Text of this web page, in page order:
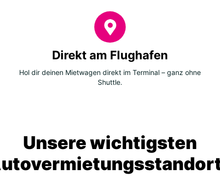
Direkt am Flughafen
Hol dir deinen Mietwagen direkt im Terminal – ganz ohne
Shuttle.
Unsere wichtigsten